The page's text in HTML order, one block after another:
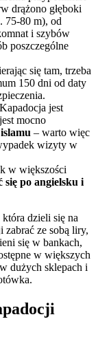
drążono głęboki
75-80 m), od
i szybów
poszczególne
się tam, trzeba
150 dni od daty
jest
mocno
islamu – warto więc
wizyty w
w większości
się po angielsku i
która dzieli się na
ze sobą liry,
się w bankach,
w większych
dużych sklepach i